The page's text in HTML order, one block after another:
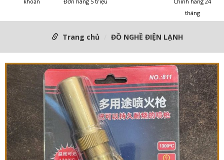
tháng
Trang chủ ĐỒ NGHỀ ĐIỆN LẠNH